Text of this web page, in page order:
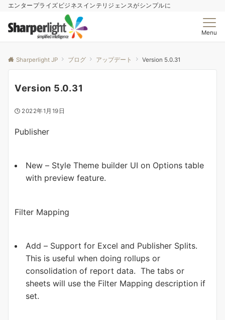
エンタープライズビジネスインテリジェンスがシンプルに
Menu
Sharperlight JP ブログ アップデート Version 5.0.31
Version 5.0.31
2022年1月19日
Publisher
New – Style Theme builder UI on Options table
with preview feature.
Filter Mapping
Add – Support for Excel and Publisher Splits.
This is useful when doing rollups or
consolidation of report data. The tabs or
sheets will use the Filter Mapping description if
set.